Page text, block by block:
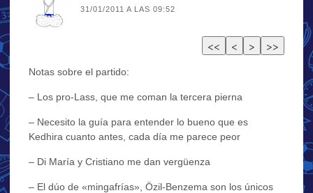
31/01/2011 A LAS 09:52
Notas sobre el partido:
– Los pro-Lass, que me coman la tercera pierna
– Necesito la guía para entender lo bueno que es
Kedhira cuanto antes, cada día me parece peor
– Di María y Cristiano me dan vergüenza
– El dúo de «mingafrías», Özil-Benzema son los únicos